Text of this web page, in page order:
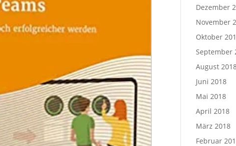
Dezember
November
Oktober
September
August
Juni 2018
Mai 2018
April 2018
März 2018
Februar